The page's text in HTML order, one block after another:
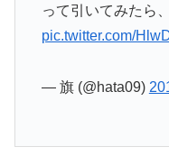
って引いてみたら
pic.twitter.com/
— 旗 (@hata09)